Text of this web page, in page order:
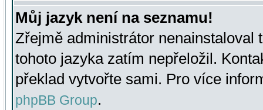
Můj jazyk není na seznamu!
Zřejmě administrátor nenainstaloval
tohoto jazyka zatím nepřeložil.
překlad vytvořte sami. Pro více
phpBB Group.